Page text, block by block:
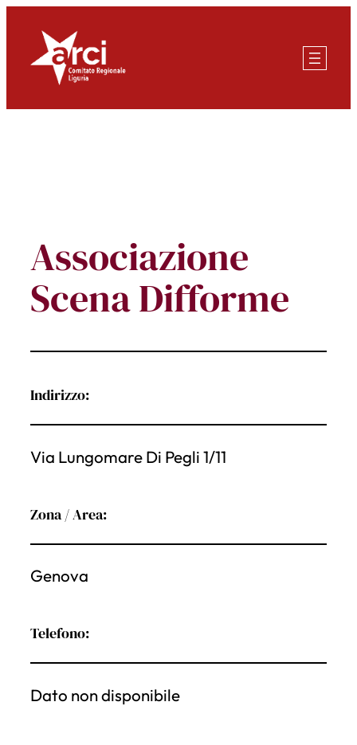
contenuto
Associazione
Scena Difforme
Indirizzo:
Via Lungomare Di Pegli 1/11
Zona / Area:
Genova
Telefono:
Dato non disponibile